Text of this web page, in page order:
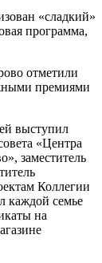
«сладкий»
программа,
отметили
премиями
выступил
«Центра
заместитель
Коллегии
каждой семье
на